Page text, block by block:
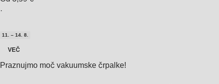
·
11. – 14. 8.
VEČ
Praznujmo moč vakuumske črpalke!